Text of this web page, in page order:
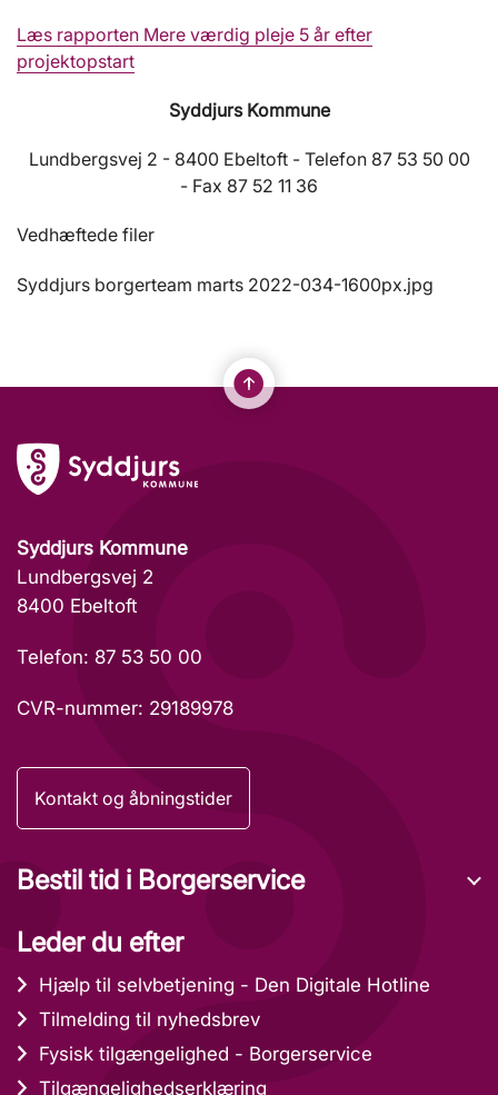
Læs rapporten Mere værdig pleje 5 år efter
projektopstart
Syddjurs Kommune
Lundbergsvej 2 - 8400 Ebeltoft - Telefon 87 53 50 00
- Fax 87 52 11 36
Vedhæftede filer
Syddjurs borgerteam marts 2022-034-1600px.jpg
Syddjurs Kommune
Lundbergsvej 2
8400 Ebeltoft
Telefon: 87 53 50 00
CVR-nummer: 29189978
Kontakt og åbningstider
Bestil tid i Borgerservice
Leder du efter
Hjælp til selvbetjening - Den Digitale Hotline
Tilmelding til nyhedsbrev
Fysisk tilgængelighed - Borgerservice
Tilgængelighedserklæring